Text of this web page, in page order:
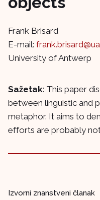
Frank Brisard
E-mail:
University of Antwerp
Sažetak: This paper
between linguistic and
metaphor. It aims to
efforts are probably
Izvorni znanstveni članak